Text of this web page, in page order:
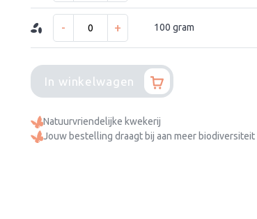
- + 100 gram
In winkelwagen
Natuurvriendelijke kwekerij
Jouw bestelling draagt bij aan meer biodiversiteit